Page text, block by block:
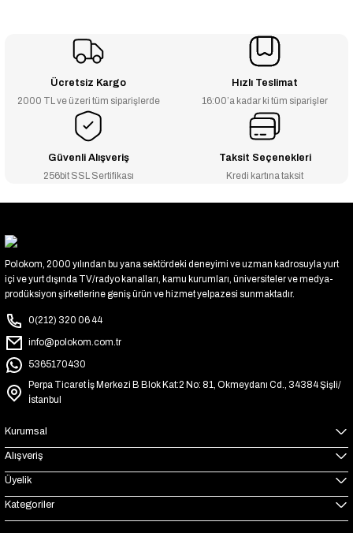
Ücretsiz Kargo
2000 TL ve üzeri tüm siparişlerde
Hızlı Teslimat
16:00’a kadar ki tüm siparişler
Güvenli Alışveriş
256bit SSL Sertifikası
Taksit Seçenekleri
Kredi kartına taksit
Polokom, 2000 yılından bu yana sektördeki deneyimi ve uzman kadrosuyla yurt
içi ve yurt dışında TV/radyo kanalları, kamu kurumları, üniversiteler ve medya-
prodüksiyon şirketlerine geniş ürün ve hizmet yelpazesi sunmaktadır.
0(212) 320 06 44
info@polokom.com.tr
5365170430
Perpa Ticaret İş Merkezi B Blok Kat:2 No: 81, Okmeydanı Cd., 34384 Şişli/
İstanbul
Kurumsal
Alışveriş
Üyelik
Kategoriler